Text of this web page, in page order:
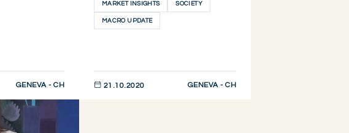
GENEVA - CH
MARKET INSIGHTS SOCIETY
MACRO UPDATE
21.10.2020 GENEVA - CH